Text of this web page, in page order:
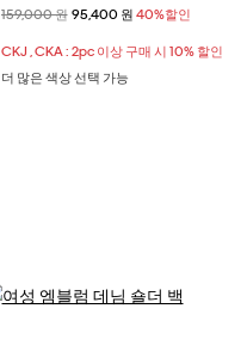
할인 전 가격
159,000 원할인된 가격
95,400 원 40%할인
CKJ , CKA : 2pc 이상 구매 시 10% 할인
더 많은 색상 선택 가능